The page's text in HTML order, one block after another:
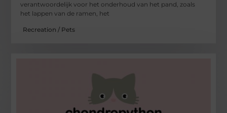
verantwoordelijk voor het onderhoud van het pand, zoals
het lappen van de ramen, het
Recreation / Pets